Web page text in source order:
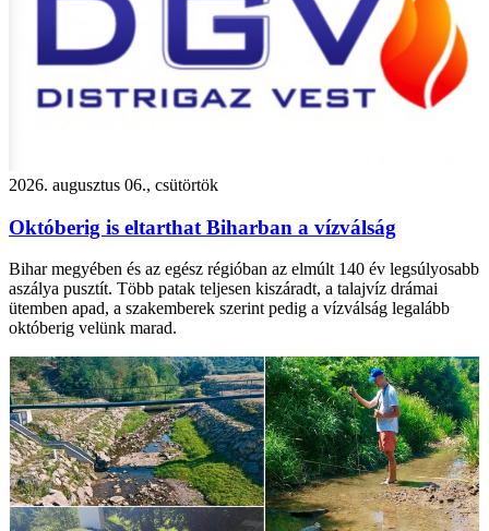
2026. augusztus 06., csütörtök
Októberig is eltarthat Biharban a vízválság
Bihar megyében és az egész régióban az elmúlt 140 év legsúlyosabb
aszálya pusztít. Több patak teljesen kiszáradt, a talajvíz drámai
ütemben apad, a szakemberek szerint pedig a vízválság legalább
októberig velünk marad.